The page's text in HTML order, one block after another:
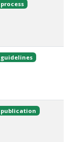
process
guidelines
publication